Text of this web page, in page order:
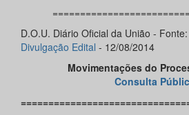
D.O.U. Diário Oficial da União - Fonte:
Divulgação Edital - 12/08/2014
Movimentações do
Consulta